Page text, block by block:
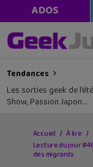
ADOS
Tendances
Les sorties geek de
Show, Passion Japon…
Accueil
À lire
Lecture du jour
des migrants